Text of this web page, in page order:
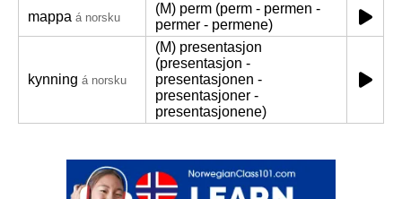
mappa á norsku
(M) perm (perm - permen -
permer - permene)
kynning á norsku
(M) presentasjon
(presentasjon -
presentasjonen -
presentasjoner -
presentasjonene)